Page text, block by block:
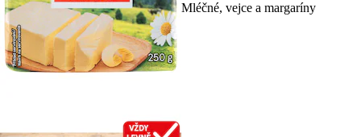
Mléčné, vejce a margaríny